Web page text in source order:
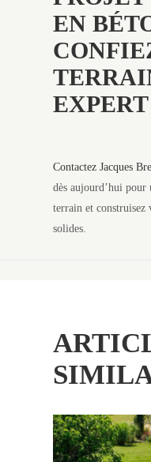
EN
Contactez Jacques
dès aujourd’hui pour
terrain et construisez
solides.